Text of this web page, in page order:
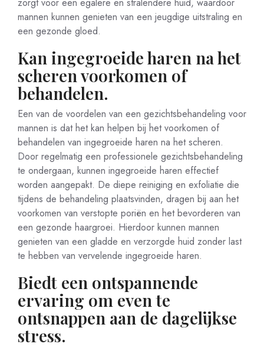
mannen kunnen genieten van een jeugdige uitstraling en
een gezonde gloed.
Kan ingegroeide haren na het
scheren voorkomen of
behandelen.
Een van de voordelen van een gezichtsbehandeling voor
mannen is dat het kan helpen bij het voorkomen of
behandelen van ingegroeide haren na het scheren.
Door regelmatig een professionele gezichtsbehandeling
te ondergaan, kunnen ingegroeide haren effectief
worden aangepakt. De diepe reiniging en exfoliatie die
tijdens de behandeling plaatsvinden, dragen bij aan het
voorkomen van verstopte poriën en het bevorderen van
een gezonde haargroei. Hierdoor kunnen mannen
genieten van een gladde en verzorgde huid zonder last
te hebben van vervelende ingegroeide haren.
Biedt een ontspannende
ervaring om even te
ontsnappen aan de dagelijkse
stress.